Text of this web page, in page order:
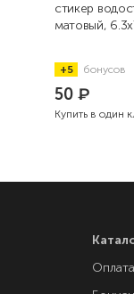
стикер
матовый,
+5 бонусов
50 ₽
Купить в один